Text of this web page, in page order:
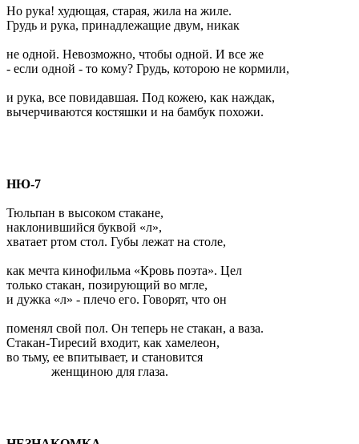
Но рука! худющая, старая, жила на жиле.
Грудь и рука, принадлежащие двум, никак
не одной. Невозможно, чтобы одной. И все же
- если одной - то кому? Грудь, которою не кормили,
и рука, все повидавшая. Под кожею, как наждак,
вычерчиваются костяшки и на бамбук похожи.
НЮ-7
Тюльпан в высоком стакане,
наклонившийся буквой «л»,
хватает ртом стол. Губы лежат на столе,
как мечта кинофильма «Кровь поэта». Цел
только стакан, позирующий во мгле,
и дужка «л» - плечо его. Говорят, что он
поменял свой пол. Он теперь не стакан, а ваза.
Стакан-Тиресий входит, как хамелеон,
во тьму, ее впитывает, и становится
женщиною для глаза.